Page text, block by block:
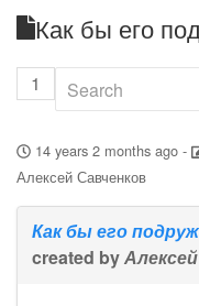
Как бы его
1
14 years 2 months ago-
Алексей Савченков
Как бы его
created by